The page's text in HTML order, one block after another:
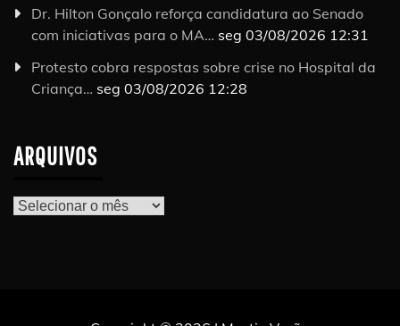
Dr. Hilton Gonçalo reforça candidatura ao Senado
com iniciativas para o MA… seg 03/08/2026 12:31
Protesto cobra respostas sobre crise no Hospital da
Criança… seg 03/08/2026 12:28
ARQUIVOS
Arquivos